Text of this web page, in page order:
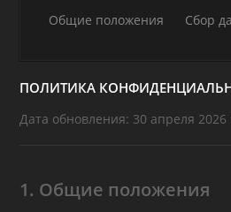
Общие положения Сбор
ПОЛИТИКА
Дата обновления: 30 апреля 2026
1. Общие положения